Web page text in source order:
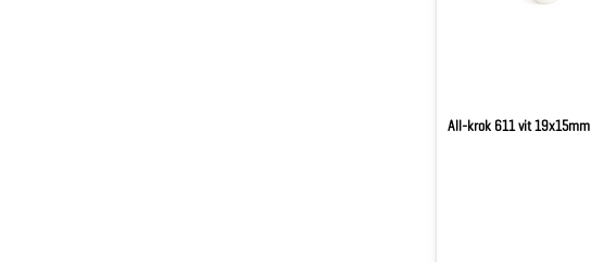
All-krok 611 vit 19x15mm